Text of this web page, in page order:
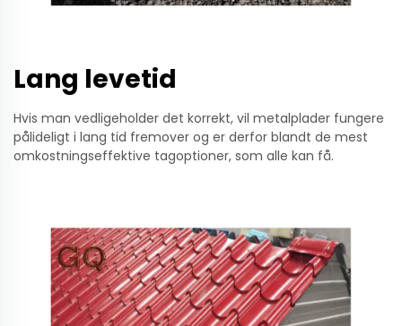
Lang levetid
Hvis man vedligeholder det korrekt, vil metalplader fungere
pålideligt i lang tid fremover og er derfor blandt de mest
omkostningseffektive tagoptioner, som alle kan få.